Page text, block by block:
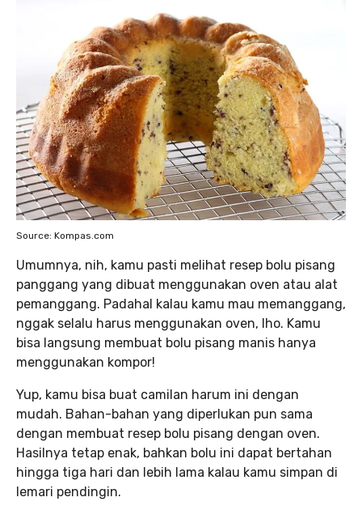
Source: Kompas.com
Umumnya, nih, kamu pasti melihat resep bolu pisang
panggang yang dibuat menggunakan oven atau alat
pemanggang. Padahal kalau kamu mau memanggang,
nggak selalu harus menggunakan oven, lho. Kamu
bisa langsung membuat bolu pisang manis hanya
menggunakan kompor!
Yup, kamu bisa buat camilan harum ini dengan
mudah. Bahan-bahan yang diperlukan pun sama
dengan membuat resep bolu pisang dengan oven.
Hasilnya tetap enak, bahkan bolu ini dapat bertahan
hingga tiga hari dan lebih lama kalau kamu simpan di
lemari pendingin.